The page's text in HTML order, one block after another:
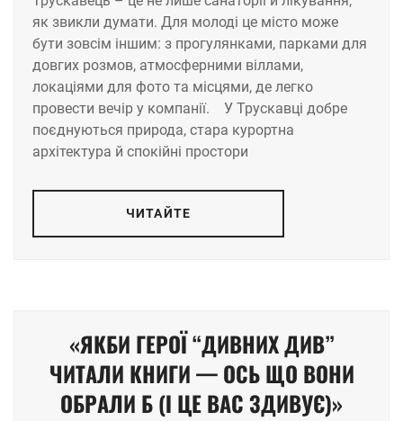
як звикли думати. Для молоді це місто може
бути зовсім іншим: з прогулянками, парками для
довгих розмов, атмосферними віллами,
локаціями для фото та місцями, де легко
провести вечір у компанії. У Трускавці добре
поєднуються природа, стара курортна
архітектура й спокійні простори
ЧИТАЙТЕ
«ЯКБИ ГЕРОЇ “ДИВНИХ ДИВ”
ЧИТАЛИ КНИГИ — ОСЬ ЩО ВОНИ
ОБРАЛИ Б (І ЦЕ ВАС ЗДИВУЄ)»